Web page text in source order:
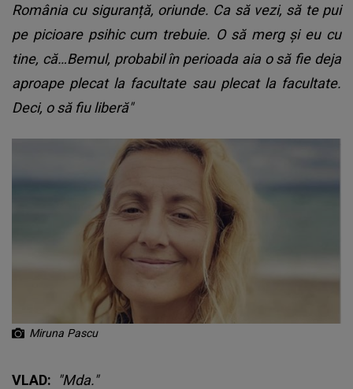
România cu siguranță, oriunde. Ca să vezi, să te pui
pe picioare psihic cum trebuie. O să merg și eu cu
tine, că…Bemul, probabil în perioada aia o să fie deja
aproape plecat la facultate sau plecat la facultate.
Deci, o să fiu liberă"
Miruna Pascu
VLAD: "Mda."